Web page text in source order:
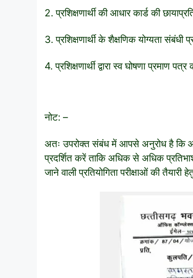
2. प्रशिक्षणार्थी की आधार कार्ड की
3. प्रशिक्षणार्थी के शैक्षणिक योग्यता
4. प्रशिक्षणार्थी द्वारा स्व घोषणा प्रमाण पत्र
नोट: –
अतः उपरोक्त संबंध में आपसे अनुरोध है कि
प्रदर्शित करें ताकि अधिक से अधिक
जाने वाली प्रतियोगिता परीक्षाओं की